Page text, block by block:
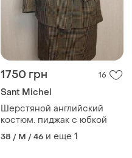
1750 грн 16
Sant Michel
Шерстяной английский
костюм. пиджак с юбкой
38 / M / 46 и еще 1